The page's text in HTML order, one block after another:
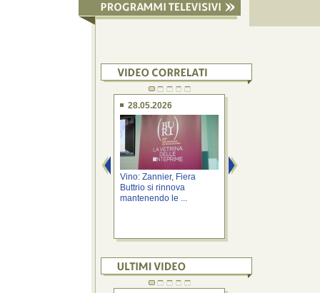
28.05.2026
Vino: Zannier, Fiera
Buttrio si rinnova
mantenendo le ...